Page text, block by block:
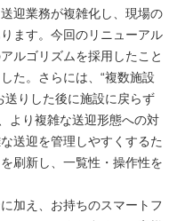
迎業務が複雑化し、現場の
ます。今回のリニューアル
ルゴリズムを採用したこと
た。さらには、“複数施設
送りした後に施設に戻らず
より複雑な送迎形態への対
送迎を管理しやすくするた
刷新し、一覧性・操作性を
加え、お持ちのスマートフ